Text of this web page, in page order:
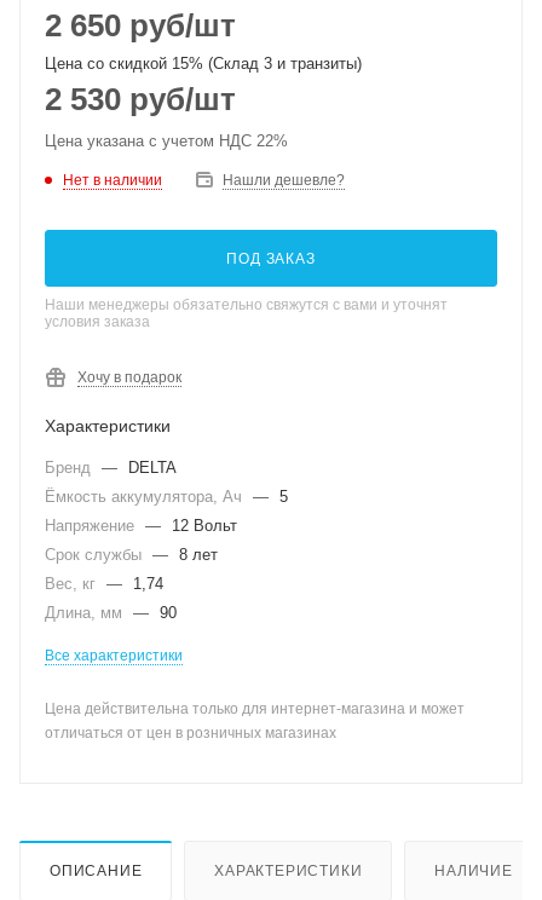
2 650 руб/шт
Цена со скидкой 15% (Склад 3 и транзиты)
2 530 руб/шт
Цена указана с учетом НДС 22%
Нет в наличии Нашли дешевле?
ПОД ЗАКАЗ
Наши менеджеры обязательно свяжутся с вами и уточнят
условия заказа
Хочу в подарок
Характеристики
Бренд —
DELTA
Ёмкость аккумулятора, Ач
— 5
Напряжение —
12 Вольт
Срок службы — 8 лет
Вес, кг —
1,74
Длина, мм
— 90
Все характеристики
Цена действительна только для интернет-магазина и может
отличаться от цен в розничных магазинах
ОПИСАНИЕ ХАРАКТЕРИСТИКИ НАЛИЧИЕ